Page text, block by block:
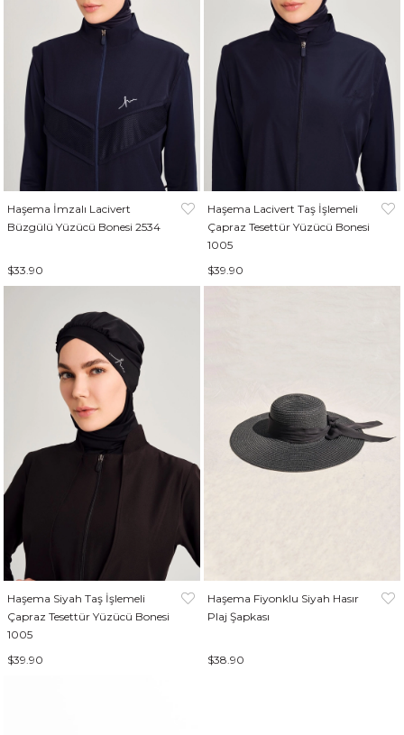
Haşema İmzalı Lacivert
Büzgülü Yüzücü Bonesi 2534
$33.90
Haşema Lacivert Taş İşlemeli
Çapraz Tesettür Yüzücü Bonesi
1005
$39.90
Haşema Siyah Taş İşlemeli
Çapraz Tesettür Yüzücü Bonesi
1005
$39.90
Haşema Fiyonklu Siyah Hasır
Plaj Şapkası
$38.90